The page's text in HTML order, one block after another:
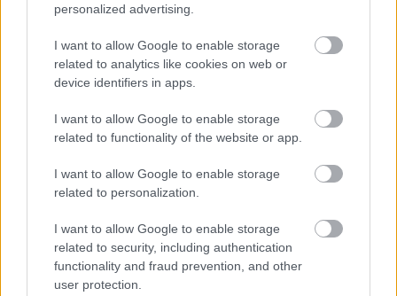
personalized advertising.
I want to allow Google to enable storage
related to analytics like cookies on web or
device identifiers in apps.
I want to allow Google to enable storage
related to functionality of the website or app.
I want to allow Google to enable storage
related to personalization.
I want to allow Google to enable storage
related to security, including authentication
functionality and fraud prevention, and other
user protection.
Címkék:ajánló verseny beharangozó
Ajánlott bejegyzések:
A monte-carlói tévéfesztivál mezőnye
tűpontosan mutatja, hogyan változik a
nemzetközi televíziózás